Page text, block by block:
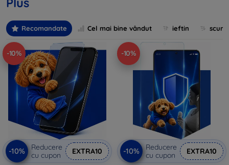
Recomandate Cel mai bine vândut ieftin
-10%
-10%
Reducere
cu cupon
EXTRA10
-10%
-10%
Reducere
cu cupon
EXTRA10